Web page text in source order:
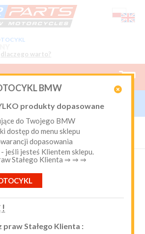
dlaczego warto?

BMW
produkty dopasowane
do Twojego BMW
dostęp do menu sklepu
dopasowania
- jeśli jesteś Klientem sklepu.
Stałego Klienta ⇒ ⇒ ⇒
!
praw Stałego Klienta :

0
do Twojego motocykla
po pierwszych zakupach. Od 20
Inpost i Paczkomat od 9.90 zł
/ Halogeny i reflektory
halogen dalekosiężny
